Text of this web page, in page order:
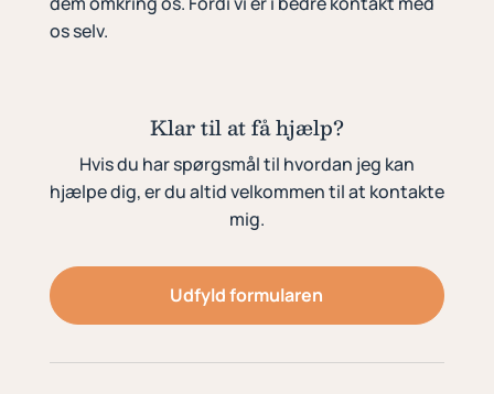
os selv.
Klar til at få hjælp?
Hvis du har spørgsmål til hvordan jeg kan
hjælpe dig, er du altid velkommen til at kontakte
mig.
Udfyld formularen